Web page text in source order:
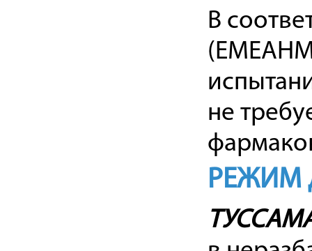
В
не
РЕЖИМ